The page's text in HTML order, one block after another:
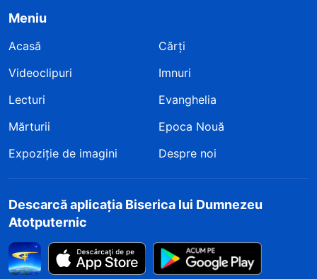
Meniu
Acasă
Cărți
Videoclipuri
Imnuri
Lecturi
Evanghelia
Mărturii
Epoca Nouă
Expoziție de imagini
Despre noi
Descarcă aplicația Biserica lui Dumnezeu
Atotputernic